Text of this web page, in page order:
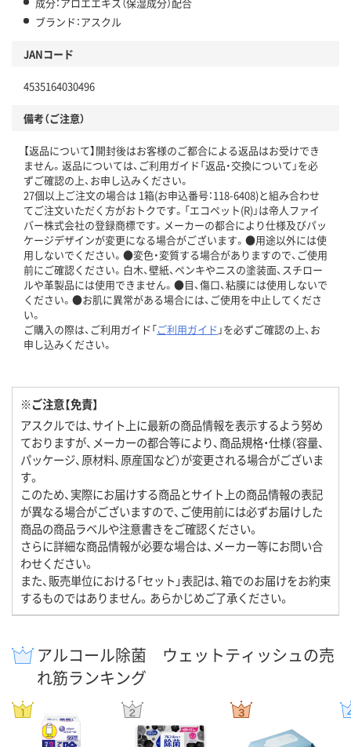
ブランド：アスクル
JANコード
4535164030496
備考（ご注意）
【返品について】開封後はお客様のご都合による返品はお受けでき
ません。返品については、ご利用ガイド「返品・交換について」を必
ずご確認の上、お申し込みください。
27個以上ご注文の場合は 1箱(お申込番号：118-6408)と組み合わせ
てご注文いただく方がおトクです。「エコペット(R)」は帝人ファイ
バー株式会社の登録商標です。メーカーの都合により仕様及びパッ
ケージデザインが変更になる場合がございます。●用途以外には使
用しないでください。●変色・変質する場合がありますので、ご使用
前にご確認ください。白木、壁紙、ペンキやニスの塗装面、スチロー
ルや革製品には使用できません。●目、傷口、粘膜には使用しないで
ください。●お肌に異常がある場合には、ご使用を中止してくださ
い。
ご購入の際は、ご利用ガイド「ご利用ガイド 」を必ずご確認の上、お
申し込みください。
※ご注意【免責】
アスクルでは、サイト上に最新の商品情報を表示するよう努め
ておりますが、メーカーの都合等により、商品規格・仕様（容量、
パッケージ、原材料、原産国など）が変更される場合がございま
す。
このため、実際にお届けする商品とサイト上の商品情報の表記
が異なる場合がございますので、ご使用前には必ずお届けした
商品の商品ラベルや注意書きをご確認ください。
さらに詳細な商品情報が必要な場合は、メーカー等にお問い合
わせください。
また、販売単位における「セット」表記は、箱でのお届けをお約束
するものではありません。あらかじめご了承ください。
アルコール除菌 ウェットティッシュの売
れ筋ランキング